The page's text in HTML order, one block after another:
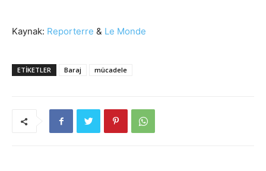
Kaynak: Reporterre & Le Monde
ETIKETLER Baraj mücadele